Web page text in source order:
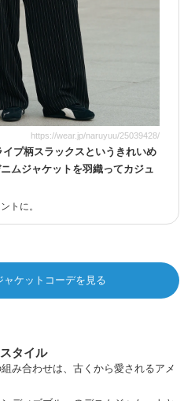
https://wear.jp/naruyuu/25039428/
プ柄スラックスというきれいめ
ムジャケットを羽織ってカジュ
トに。
ャケットコーデを見る
タイル
み合わせは、古くから愛されるアメ